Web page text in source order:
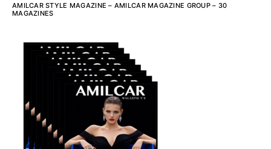
AMILCAR STYLE MAGAZINE – AMILCAR MAGAZINE GROUP – 30
MAGAZINES